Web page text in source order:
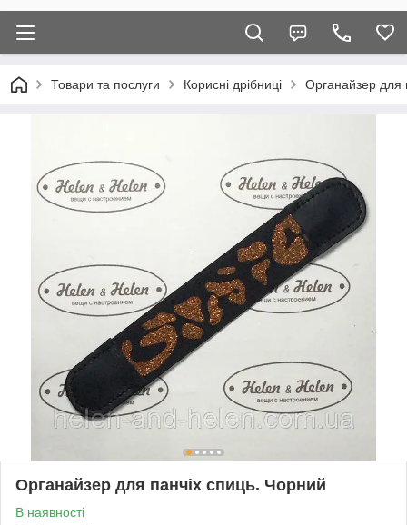
Товари та послуги Корисні дрібниці Органайзер для
Органайзер для панчіх спиць. Чорний
В наявності